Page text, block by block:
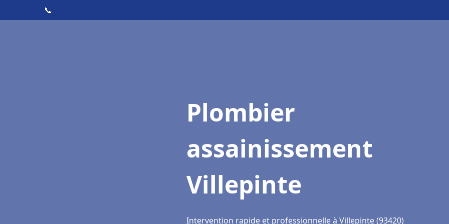
📞
Plombier
assainissement
Villepinte
Intervention rapide et professionnelle à Villepinte (93420)